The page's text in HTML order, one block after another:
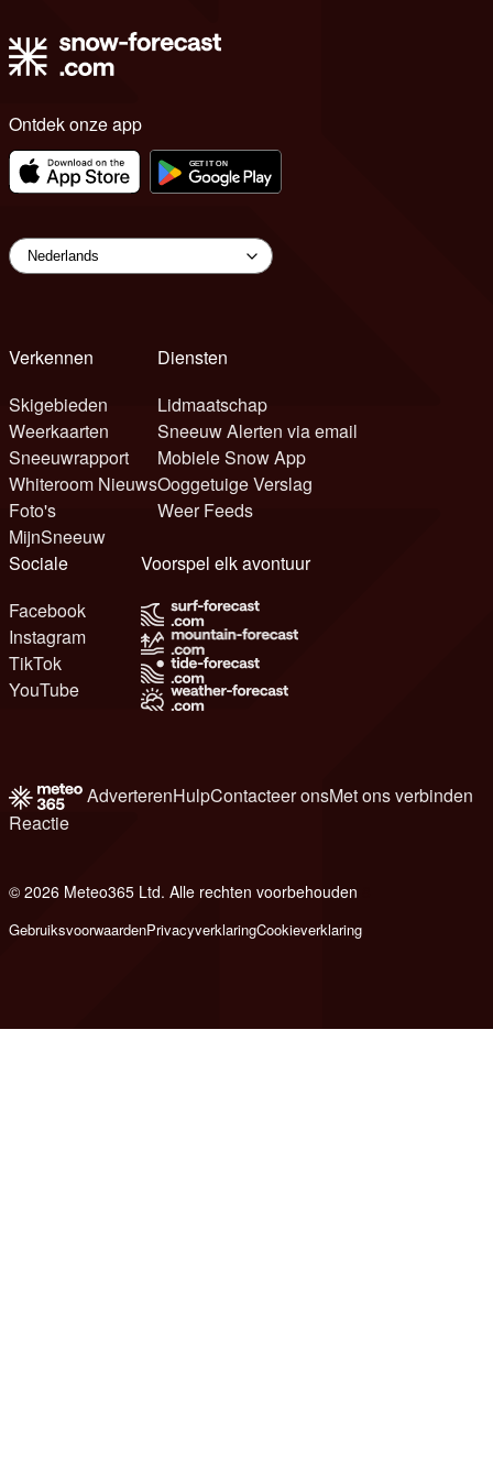
Ontdek onze app
Verkennen
Skigebieden
Weerkaarten
Sneeuwrapport
Whiteroom Nieuws
Foto's
MijnSneeuw
Diensten
Lidmaatschap
Sneeuw Alerten via email
Mobiele Snow App
Ooggetuige Verslag
Weer Feeds
Sociale
Facebook
Instagram
TikTok
YouTube
Voorspel elk avontuur
AdverterenHulpContacteer onsMet ons verbinden
Reactie
© 2026 Meteo365 Ltd. Alle rechten voorbehouden
GebruiksvoorwaardenPrivacyverklaringCookieverklaring